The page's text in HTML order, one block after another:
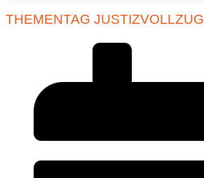
THEMENTAG JUSTIZVOLLZUG